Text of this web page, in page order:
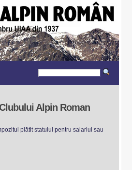
Alpin Roman
plătit statului pentru salariul sau